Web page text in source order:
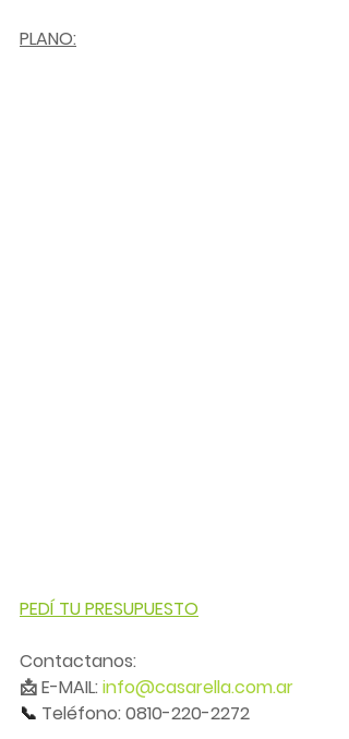
PLANO:
PEDÍ TU PRESUPUESTO
Contactanos:
📩 E-MAIL: info@casarella.com.ar
📞 Teléfono: 0810-220-2272